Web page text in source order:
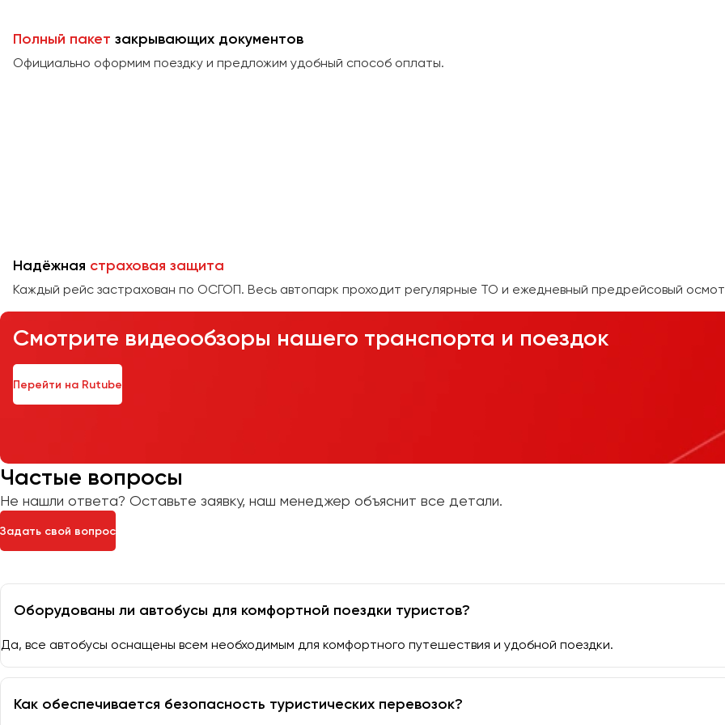
Полный пакет закрывающих документов
Официально оформим поездку и предложим удобный способ оплаты.
Надёжная страховая защита
Каждый рейс застрахован по ОСГОП. Весь автопарк проходит регулярные ТО и ежедневный предрейсовый
Смотрите видеообзоры нашего транспорта и поездок
Перейти на Rutube
Частые вопросы
Не нашли ответа? Оставьте заявку, наш менеджер объяснит все детали.
Задать свой вопрос
Оборудованы ли автобусы для комфортной поездки туристов?
Да, все автобусы оснащены всем необходимым для комфортного путешествия и удобной поездки.
Как обеспечивается безопасность туристических перевозок?